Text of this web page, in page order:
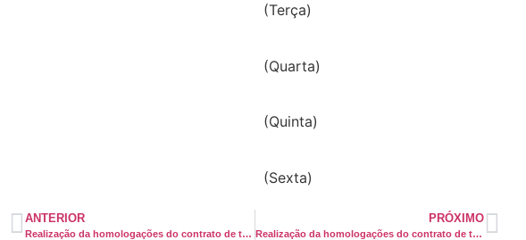
(Terça)
(Quarta)
(Quinta)
(Sexta)
ANTERIOR
Realização da homologações do contrato de trabalho da Fundação José Silveira (Jequié, Guanambi e V. Conquista)
PRÓXIMO
Realização da homologações do contrato de trabalho da Fundação José Silveira (Jequié, Guanambi e V. Conquista)